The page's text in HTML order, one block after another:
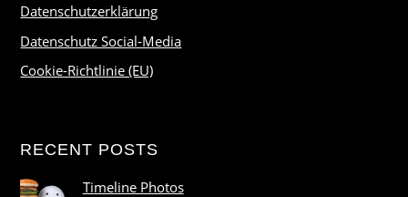
Datenschutzerklärung
Datenschutz Social-Media
Cookie-Richtlinie (EU)
RECENT POSTS
Timeline Photos